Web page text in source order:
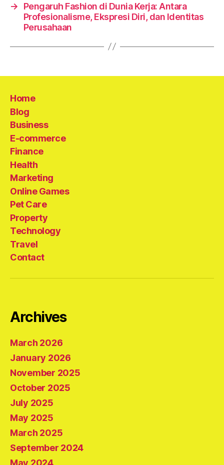
→
Pengaruh Fashion di Dunia Kerja: Antara
Profesionalisme, Ekspresi Diri, dan Identitas
Perusahaan
Home
Blog
Business
E-commerce
Finance
Health
Marketing
Online Games
Pet Care
Property
Technology
Travel
Contact
Archives
March 2026
January 2026
November 2025
October 2025
July 2025
May 2025
March 2025
September 2024
May 2024